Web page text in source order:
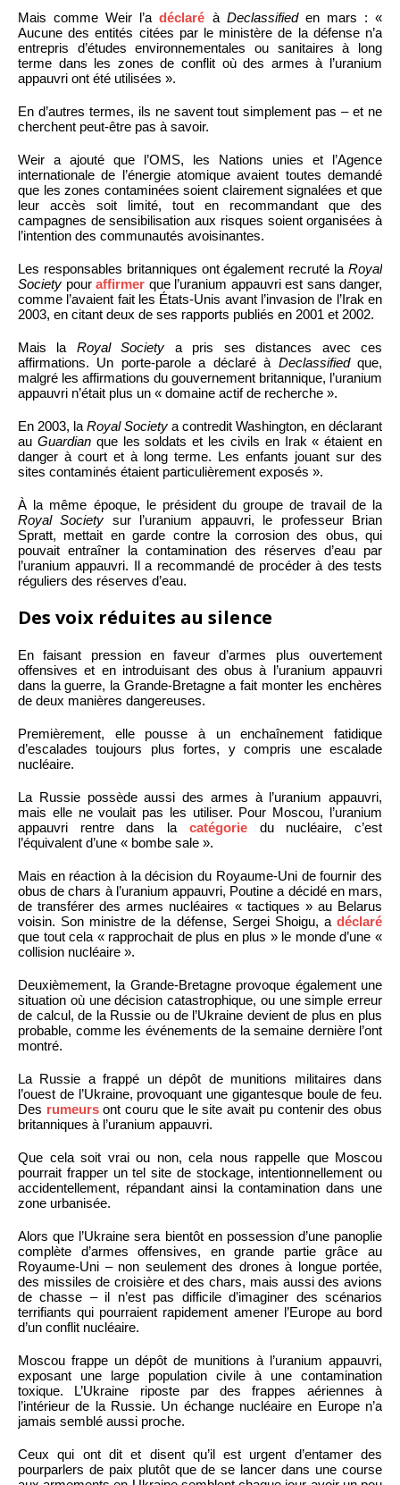
Mais comme Weir l’adéclaré à Declassifieden mars : «
Aucune des entités citées par le ministère de la défense n’a
entrepris d’études environnementales ou sanitaires à long
terme dans les zones de conflit où des armes à l’uranium
appauvri ont été utilisées ».
En d’autres termes, ils ne savent tout simplement pas – et ne
cherchent peut-être pas à savoir.
Weir a ajouté que l’OMS, les Nations unies et l’Agence
internationale de l’énergie atomique avaient toutes demandé
que les zones contaminées soient clairement signalées et que
leur accès soit limité, tout en recommandant que des
campagnes de sensibilisation aux risques soient organisées à
l’intention des communautés avoisinantes.
Les responsables britanniques ont également recruté la Royal
Society pour affirmer que l’uranium appauvri est sans danger,
comme l’avaient fait les États-Unis avant l’invasion de l’Irak en
2003, en citant deux de ses rapports publiés en 2001 et 2002.
Mais la Royal Society a pris ses distances avec ces
affirmations. Un porte-parole a déclaré à Declassifiedque,
malgré les affirmations du gouvernement britannique, l’uranium
appauvri n’était plus un « domaine actif de recherche ».
En 2003, la Royal Society a contredit Washington, en déclarant
au Guardianque les soldats et les civils en Irak « étaient en
danger à court et à long terme. Les enfants jouant sur des
sites contaminés étaient particulièrement exposés ».
À la même époque, le président du groupe de travail de la
Royal Society sur l’uranium appauvri, le professeur Brian
Spratt, mettait en garde contre la corrosion des obus, qui
pouvait entraîner la contamination des réserves d’eau par
l’uranium appauvri. Il a recommandé de procéder à des tests
réguliers des réserves d’eau.
Des voix réduites au silence
En faisant pression en faveur d’armes plus ouvertement
offensives et en introduisant des obus à l’uranium appauvri
dans la guerre, la Grande-Bretagne a fait monter les enchères
de deux manières dangereuses.
Premièrement, elle pousse à un enchaînement fatidique
d’escalades toujours plus fortes, y compris une escalade
nucléaire.
La Russie possède aussi des armes à l’uranium appauvri,
mais elle ne voulait pas les utiliser. Pour Moscou, l’uranium
appauvri rentre dans la catégoriedu nucléaire, c’est
l’équivalent d’une « bombe sale ».
Mais en réaction à la décision du Royaume-Uni de fournir des
obus de chars à l’uranium appauvri, Poutine a décidé en mars,
de transférer des armes nucléaires « tactiques » au Belarus
voisin. Son ministre de la défense, Sergei Shoigu, a déclaré
que tout cela « rapprochait de plus en plus » le monde d’une «
collision nucléaire ».
Deuxièmement, la Grande-Bretagne provoque également une
situation où une décision catastrophique, ou une simple erreur
de calcul, de la Russie ou de l’Ukraine devient de plus en plus
probable, comme les événements de la semaine dernière l’ont
montré.
La Russie a frappé un dépôt de munitions militaires dans
l’ouest de l’Ukraine, provoquant une gigantesque boule de feu.
Des rumeursont couru que le site avait pu contenir des obus
britanniques à l’uranium appauvri.
Que cela soit vrai ou non, cela nous rappelle que Moscou
pourrait frapper un tel site de stockage, intentionnellement ou
accidentellement, répandant ainsi la contamination dans une
zone urbanisée.
Alors que l’Ukraine sera bientôt en possession d’une panoplie
complète d’armes offensives, en grande partie grâce au
Royaume-Uni – non seulement des drones à longue portée,
des missiles de croisière et des chars, mais aussi des avions
de chasse – il n’est pas difficile d’imaginer des scénarios
terrifiants qui pourraient rapidement amener l’Europe au bord
d’un conflit nucléaire.
Moscou frappe un dépôt de munitions à l’uranium appauvri,
exposant une large population civile à une contamination
toxique. L’Ukraine riposte par des frappes aériennes à
l’intérieur de la Russie. Un échange nucléaire en Europe n’a
jamais semblé aussi proche.
Ceux qui ont dit et disent qu’il est urgent d’entamer des
pourparlers de paix plutôt que de se lancer dans une course